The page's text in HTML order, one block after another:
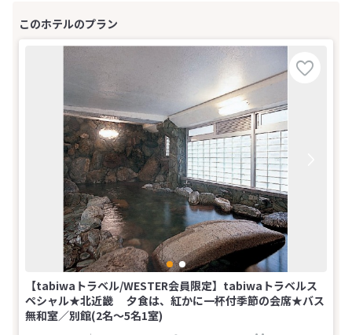
【tabiwaトラベル/WESTER会員限定】tabiwaトラベルス
ペシャル★北近畿 夕食は、紅かに一杯付季節の会席★バス
無和室／別館(2名～5名1室)